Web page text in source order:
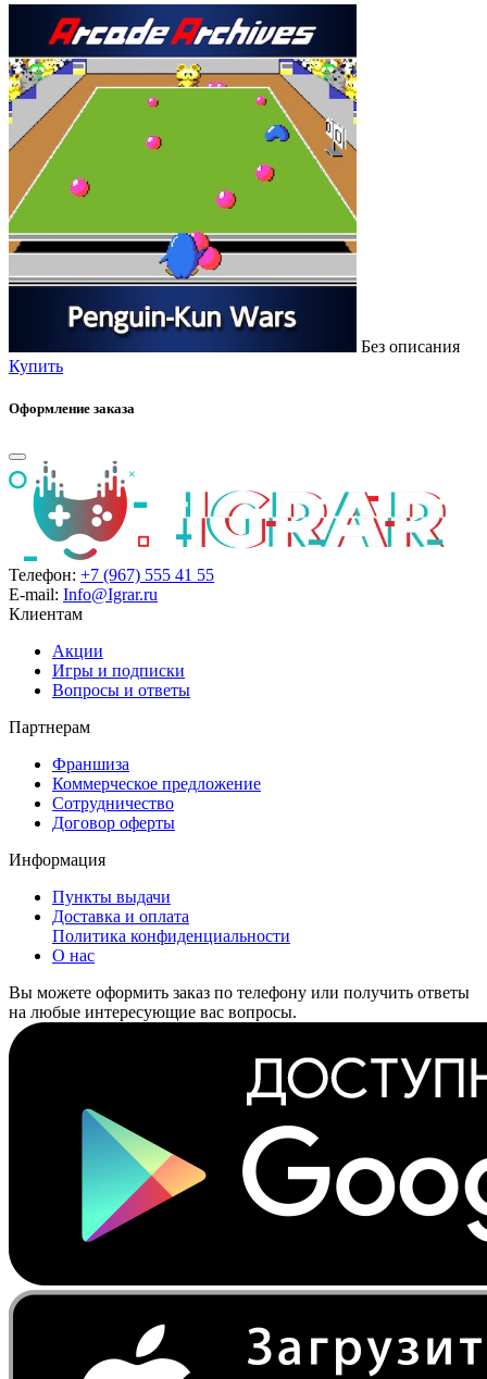
Без описания
Купить
Оформление заказа
Телефон: +7 (967) 555 41 55
E-mail: Info@Igrar.ru
Клиентам
Акции
Игры и подписки
Вопросы и ответы
Партнерам
Франшиза
Коммерческое предложение
Сотрудничество
Договор оферты
Информация
Пункты выдачи
Доставка и оплата
Политика конфиденциальности
О нас
Вы можете оформить заказ по телефону или получить ответы
на любые интересующие вас вопросы.